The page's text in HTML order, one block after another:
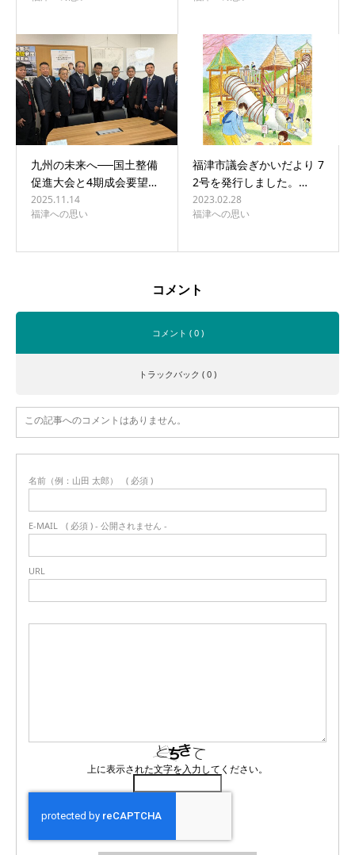
九州の未来へ──国土整備
促進大会と4期成会要望…
2025.11.14
福津への思い
福津市議会ぎかいだより 7
2号を発行しました。…
2023.02.28
福津への思い
コメント
コメント ( 0 )
トラックバック ( 0 )
この記事へのコメントはありません。
名前（例：山田 太郎） ( 必須 )
E-MAIL ( 必須 ) - 公開されません -
URL
上に表示された文字を入力してください。